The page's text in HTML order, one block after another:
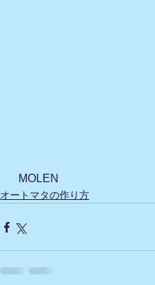
  MOLEN
オートマタの作り方